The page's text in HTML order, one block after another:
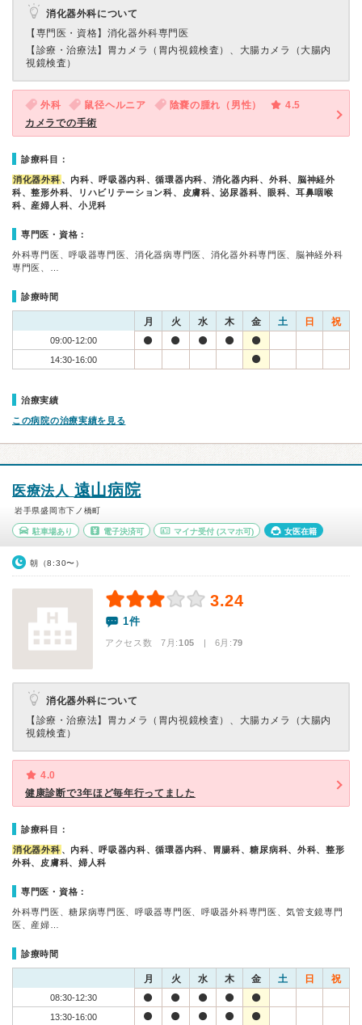
消化器外科について
【専門医・資格】 消化器外科専門医
【診療・治療法】 胃カメラ（胃内視鏡検査）、大腸カメラ（大腸内
視鏡検査）
外科 鼠径ヘルニア 陰嚢の腫れ（男性）
4.5
カメラでの手術
診療科目：
消化器外科 、内科、呼吸器内科、循環器内科、消化器内科、外科、脳神経外
科、整形外科、リハビリテーション科、皮膚科、泌尿器科、眼科、耳鼻咽喉
科、産婦人科、小児科
専門医・資格：
外科専門医、呼吸器専門医、消化器病専門医、消化器外科専門医、脳神経外科
専門医、…
診療時間
月 火 水 木 金 土 日 祝
09:00-12:00
14:30-16:00
治療実績
この病院の治療実績を見る
医療法人 遠山病院
岩手県盛岡市下ノ橋町
駐車場あり 電子決済可 マイナ受付 (スマホ可) 女医在籍
朝（8:30〜）
3.24
1件
アクセス数 7月:105 | 6月:79
消化器外科について
【診療・治療法】 胃カメラ（胃内視鏡検査）、大腸カメラ（大腸内
視鏡検査）
4.0
健康診断で3年ほど毎年行ってました
診療科目：
消化器外科 、内科、呼吸器内科、循環器内科、胃腸科、糖尿病科、外科、整形
外科、皮膚科、婦人科
専門医・資格：
外科専門医、糖尿病専門医、呼吸器専門医、呼吸器外科専門医、気管支鏡専門
医、産婦…
診療時間
月 火 水 木 金 土 日 祝
08:30-12:30
13:30-16:00